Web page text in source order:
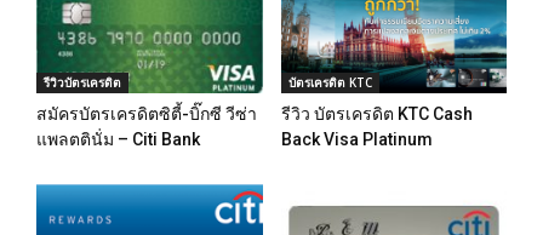
รีวิวบัตรเครดิต
สมัครบัตรเครดิตซิตี้-บิ๊กซี วีซ่า
แพลตตินั่ม – Citi Bank
บัตรเครดิต KTC
รีวิว บัตรเครดิต KTC Cash
Back Visa Platinum